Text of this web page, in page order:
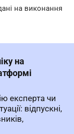
на виконання
на
експерта чи
відпускні,